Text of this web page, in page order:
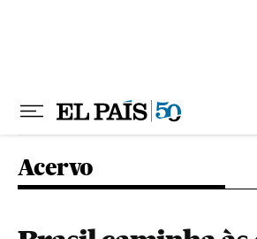
Acervo